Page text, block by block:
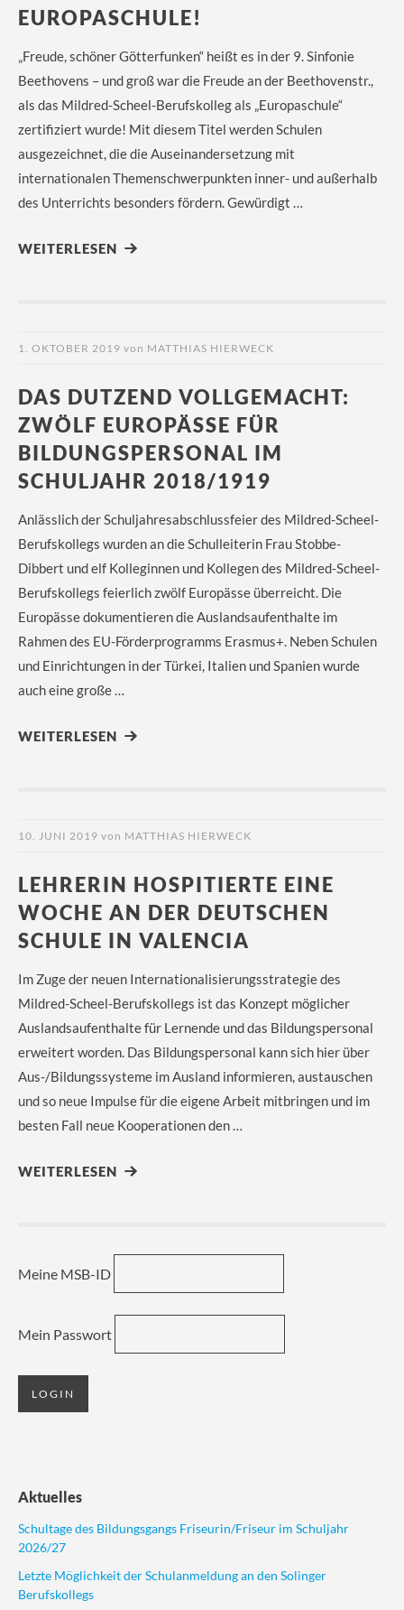
EUROPASCHULE!
„Freude, schöner Götterfunken“ heißt es in der 9. Sinfonie
Beethovens – und groß war die Freude an der Beethovenstr.,
als das Mildred-Scheel-Berufskolleg als „Europaschule“
zertifiziert wurde! Mit diesem Titel werden Schulen
ausgezeichnet, die die Auseinandersetzung mit
internationalen Themenschwerpunkten inner- und außerhalb
des Unterrichts besonders fördern. Gewürdigt …
WEITERLESEN
1. OKTOBER 2019 von MATTHIAS HIERWECK
DAS DUTZEND VOLLGEMACHT:
ZWÖLF EUROPÄSSE FÜR
BILDUNGSPERSONAL IM
SCHULJAHR 2018/1919
Anlässlich der Schuljahresabschlussfeier des Mildred-Scheel-
Berufskollegs wurden an die Schulleiterin Frau Stobbe-
Dibbert und elf Kolleginnen und Kollegen des Mildred-Scheel-
Berufskollegs feierlich zwölf Europässe überreicht. Die
Europässe dokumentieren die Auslandsaufenthalte im
Rahmen des EU-Förderprogramms Erasmus+. Neben Schulen
und Einrichtungen in der Türkei, Italien und Spanien wurde
auch eine große …
WEITERLESEN
10. JUNI 2019 von MATTHIAS HIERWECK
LEHRERIN HOSPITIERTE EINE
WOCHE AN DER DEUTSCHEN
SCHULE IN VALENCIA
Im Zuge der neuen Internationalisierungsstrategie des
Mildred-Scheel-Berufskollegs ist das Konzept möglicher
Auslandsaufenthalte für Lernende und das Bildungspersonal
erweitert worden. Das Bildungspersonal kann sich hier über
Aus-/Bildungssysteme im Ausland informieren, austauschen
und so neue Impulse für die eigene Arbeit mitbringen und im
besten Fall neue Kooperationen den …
WEITERLESEN
Meine MSB-ID
Mein Passwort
Aktuelles
Schultage des Bildungsgangs Friseurin/Friseur im Schuljahr
2026/27
Letzte Möglichkeit der Schulanmeldung an den Solinger
Berufskollegs